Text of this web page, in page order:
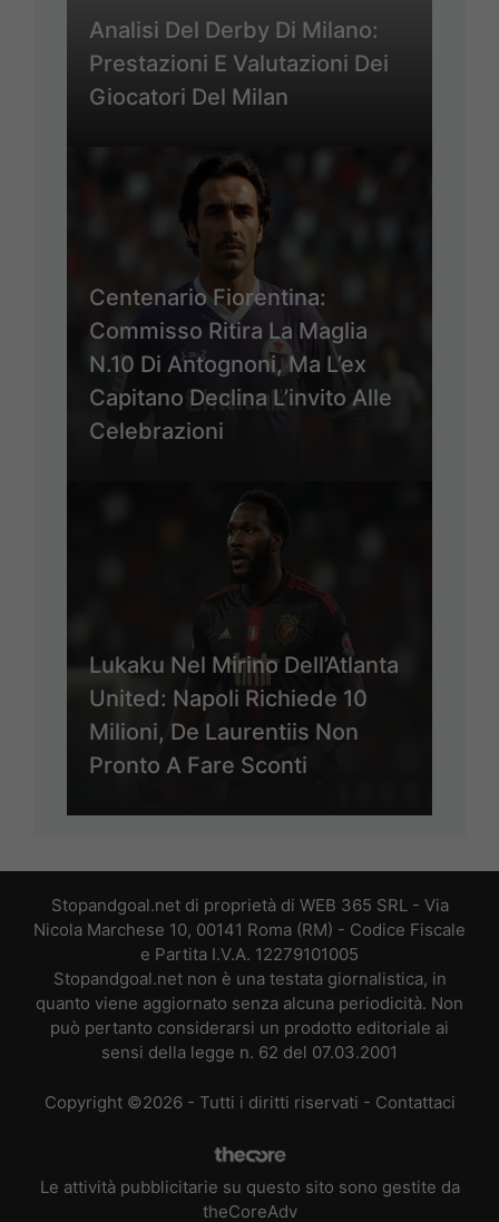
Analisi Del Derby Di Milano:
Prestazioni E Valutazioni Dei
Giocatori Del Milan
Centenario Fiorentina:
Commisso Ritira La Maglia
N.10 Di Antognoni, Ma L’ex
Capitano Declina L’invito Alle
Celebrazioni
Lukaku Nel Mirino Dell’Atlanta
United: Napoli Richiede 10
Milioni, De Laurentiis Non
Pronto A Fare Sconti
Stopandgoal.net di proprietà di WEB 365 SRL - Via
Nicola Marchese 10, 00141 Roma (RM) - Codice Fiscale
e Partita I.V.A. 12279101005
Stopandgoal.net non è una testata giornalistica, in
quanto viene aggiornato senza alcuna periodicità. Non
può pertanto considerarsi un prodotto editoriale ai
sensi della legge n. 62 del 07.03.2001
Copyright ©2026 - Tutti i diritti riservati - Contattaci
Le attività pubblicitarie su questo sito sono gestite da
theCoreAdv